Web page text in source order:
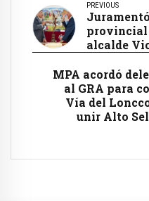
PREVIOUS
provincial
alcalde
MPA acordó
al GRA para
Vía del
unir Alto